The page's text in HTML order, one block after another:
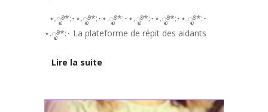
⋆.ೃ࿔*:･⋆.ೃ࿔*:･⋆.ೃ࿔*:･⋆.ೃ࿔*:･⋆.ೃ࿔*:･⋆.ೃ࿔*:･
⋆.ೃ࿔*:･ La plateforme de répit des aidants
Lire la suite